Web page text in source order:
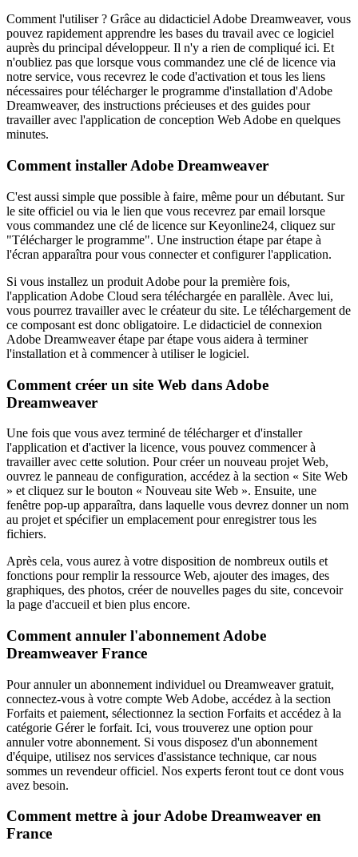
Comment l'utiliser ? Grâce au didacticiel Adobe Dreamweaver, vous
pouvez rapidement apprendre les bases du travail avec ce logiciel
auprès du principal développeur. Il n'y a rien de compliqué ici. Et
n'oubliez pas que lorsque vous commandez une clé de licence via
notre service, vous recevrez le code d'activation et tous les liens
nécessaires pour télécharger le programme d'installation d'Adobe
Dreamweaver, des instructions précieuses et des guides pour
travailler avec l'application de conception Web Adobe en quelques
minutes.
Comment installer Adobe Dreamweaver
C'est aussi simple que possible à faire, même pour un débutant. Sur
le site officiel ou via le lien que vous recevrez par email lorsque
vous commandez une clé de licence sur Keyonline24, cliquez sur
"Télécharger le programme". Une instruction étape par étape à
l'écran apparaîtra pour vous connecter et configurer l'application.
Si vous installez un produit Adobe pour la première fois,
l'application Adobe Cloud sera téléchargée en parallèle. Avec lui,
vous pourrez travailler avec le créateur du site. Le téléchargement de
ce composant est donc obligatoire. Le didacticiel de connexion
Adobe Dreamweaver étape par étape vous aidera à terminer
l'installation et à commencer à utiliser le logiciel.
Comment créer un site Web dans Adobe
Dreamweaver
Une fois que vous avez terminé de télécharger et d'installer
l'application et d'activer la licence, vous pouvez commencer à
travailler avec cette solution. Pour créer un nouveau projet Web,
ouvrez le panneau de configuration, accédez à la section « Site Web
» et cliquez sur le bouton « Nouveau site Web ». Ensuite, une
fenêtre pop-up apparaîtra, dans laquelle vous devrez donner un nom
au projet et spécifier un emplacement pour enregistrer tous les
fichiers.
Après cela, vous aurez à votre disposition de nombreux outils et
fonctions pour remplir la ressource Web, ajouter des images, des
graphiques, des photos, créer de nouvelles pages du site, concevoir
la page d'accueil et bien plus encore.
Comment annuler l'abonnement Adobe
Dreamweaver France
Pour annuler un abonnement individuel ou Dreamweaver gratuit,
connectez-vous à votre compte Web Adobe, accédez à la section
Forfaits et paiement, sélectionnez la section Forfaits et accédez à la
catégorie Gérer le forfait. Ici, vous trouverez une option pour
annuler votre abonnement. Si vous disposez d'un abonnement
d'équipe, utilisez nos services d'assistance technique, car nous
sommes un revendeur officiel. Nos experts feront tout ce dont vous
avez besoin.
Comment mettre à jour Adobe Dreamweaver en
France